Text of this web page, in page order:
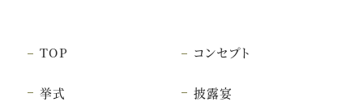
TOP コンセプト
挙式 披露宴